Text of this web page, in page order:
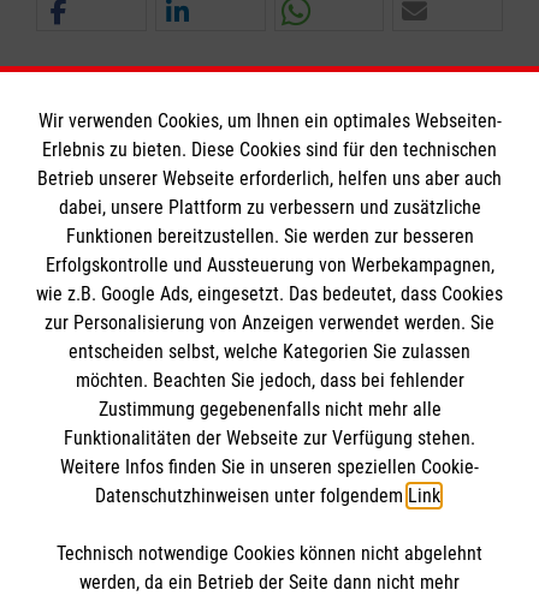
Informationen
Impressum
Datenschutz
Barrierefreiheit
Kontakt
Die Malteser
Malteser in Deutschland
Malteserorden
Sharepoint
Spendenkonto
Pax-Bank für Kirche und Caritas eG
So finden Sie uns
Wir verwenden Cookies, um Ihnen ein optimales Webseiten-
Erlebnis zu bieten. Diese Cookies sind für den technischen
Betrieb unserer Webseite erforderlich, helfen uns aber auch
dabei, unsere Plattform zu verbessern und zusätzliche
Funktionen bereitzustellen. Sie werden zur besseren
Erfolgskontrolle und Aussteuerung von Werbekampagnen,
wie z.B. Google Ads, eingesetzt. Das bedeutet, dass Cookies
zur Personalisierung von Anzeigen verwendet werden. Sie
entscheiden selbst, welche Kategorien Sie zulassen
möchten. Beachten Sie jedoch, dass bei fehlender
Zustimmung gegebenenfalls nicht mehr alle
Funktionalitäten der Webseite zur Verfügung stehen.
Weitere Infos finden Sie in unseren speziellen Cookie-
Datenschutzhinweisen unter folgendem Link.
Technisch notwendige Cookies können nicht abgelehnt
werden, da ein Betrieb der Seite dann nicht mehr